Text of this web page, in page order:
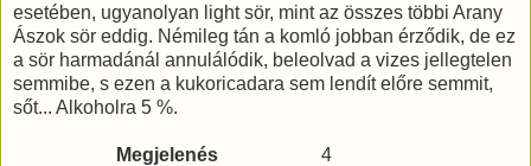
esetében, ugyanolyan light sör, mint az összes többi Arany
Ászok sör eddig. Némileg tán a komló jobban érződik, de ez
a sör harmadánál annulálódik, beleolvad a vizes jellegtelen
semmibe, s ezen a kukoricadara sem lendít előre semmit,
sőt... Alkoholra 5 %.
Megjelenés
4